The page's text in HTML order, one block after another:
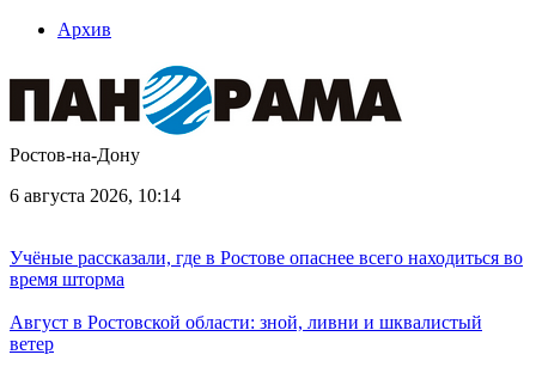
Архив
Ростов-на-Дону
6 августа 2026, 10:14
Учёные рассказали, где в Ростове опаснее всего находиться во
время шторма
Август в Ростовской области: зной, ливни и шквалистый
ветер